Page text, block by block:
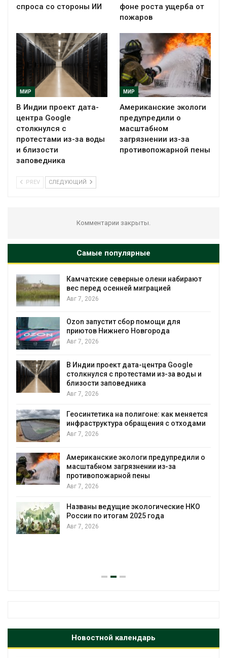
спроса со стороны ИИ
фоне роста ущерба от
пожаров
МИР
В Индии проект дата-
центра Google
столкнулся с
протестами из-за воды
и близости
заповедника
МИР
Американские экологи
предупредили о
масштабном
загрязнении из-за
противопожарной пены
PREV СЛЕДУЮЩИЙ
Комментарии закрыты.
Самые популярные
Камчатские северные олени набирают
вес перед осенней миграцией
Авг 7, 2026
Ozon запустит сбор помощи для
приютов Нижнего Новгорода
Авг 7, 2026
В Индии проект дата-центра Google
столкнулся с протестами из-за воды и
близости заповедника
Авг 7, 2026
Геосинтетика на полигоне: как меняется
инфраструктура обращения с отходами
Авг 7, 2026
Американские экологи предупредили о
масштабном загрязнении из-за
противопожарной пены
Авг 7, 2026
Названы ведущие экологические НКО
России по итогам 2025 года
Авг 7, 2026
Новостной календарь